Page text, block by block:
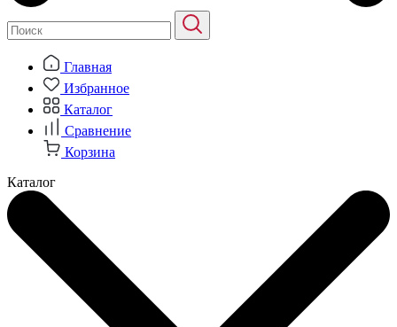
Главная
Избранное
Каталог
Сравнение
Корзина
Каталог